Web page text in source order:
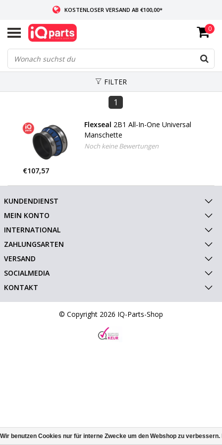
KOSTENLOSER VERSAND AB €100,00*
WENN AUF LAGER: VOR 14:00 UHR BESTELLT, VERSAND AM SELBEN TAG
WELTWEITE LIEFERUNG
0
FILTER
1
Flexseal 2B1 All-In-One Universal
Manschette
Noch keine Bewertungen
€107,57
KUNDENDIENST
MEIN KONTO
INTERNATIONAL
ZAHLUNGSARTEN
VERSAND
SOCIALMEDIA
KONTAKT
© Copyright 2026 IQ-Parts-Shop
Wir benutzen Cookies nur für interne Zwecke um den Webshop zu